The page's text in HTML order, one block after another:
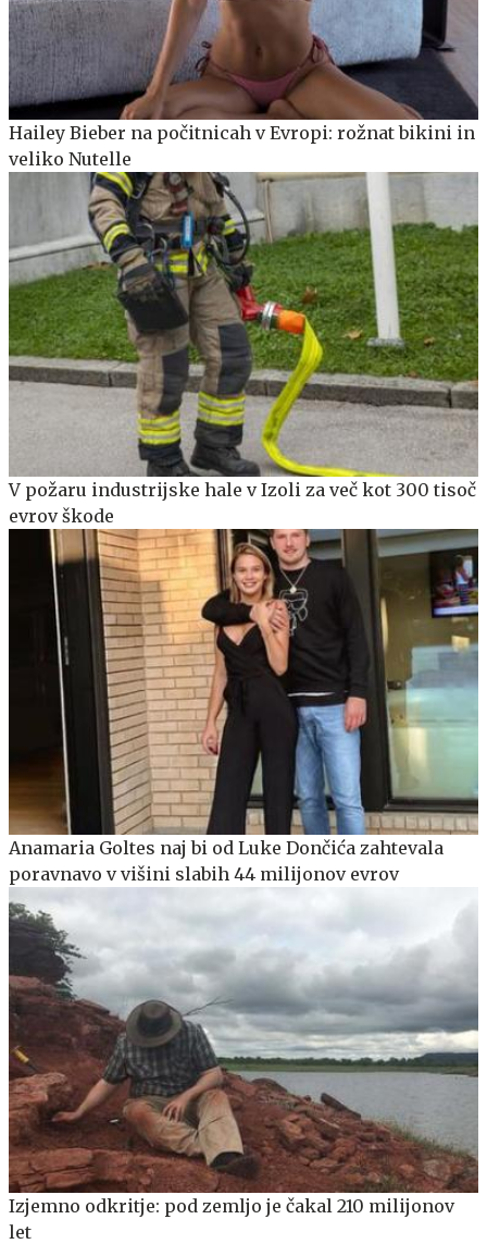
Hailey Bieber na počitnicah v Evropi: rožnat bikini in
veliko Nutelle
V požaru industrijske hale v Izoli za več kot 300 tisoč
evrov škode
Anamaria Goltes naj bi od Luke Dončića zahtevala
poravnavo v višini slabih 44 milijonov evrov
Izjemno odkritje: pod zemljo je čakal 210 milijonov
let